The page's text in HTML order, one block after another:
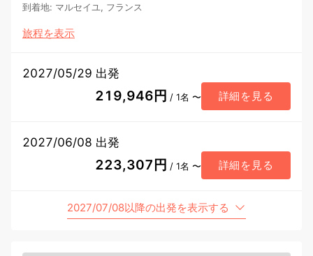
到着地: マルセイユ, フランス
旅程を表示
2027/05/29 出発
219,946円 / 1名 〜 詳細を見る
2027/06/08 出発
223,307円 / 1名 〜 詳細を見る
2027/07/08以降の出発を表示する